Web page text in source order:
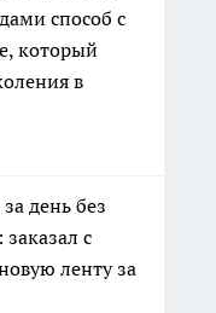
способ с
который
в
день без
с
ленту за